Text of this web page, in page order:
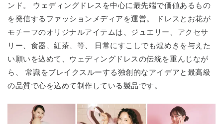
ンド。 ウェディングドレスを中心に最先端で価値あるもの
を発信するファッションメディアを運営。 ドレスとお花が
モチーフのオリジナルアイテムは、ジュエリー、アクセサ
リー、食器、紅茶、等、 日常にすこしでも煌めきを与えた
い願いを込めて、ウェディングドレスの伝統を重んじなが
ら、 常識をブレイクスルーする独創的なアイデアと最高級
の品質で心を込めて制作している製品です。